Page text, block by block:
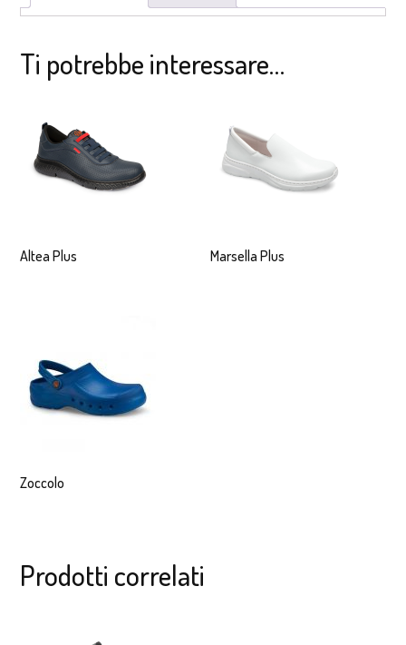
Ti potrebbe interessare…
Altea Plus Marsella Plus
Zoccolo
Prodotti correlati